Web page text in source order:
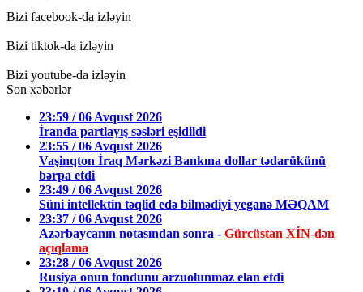
Bizi facebook-da izləyin
Bizi tiktok-da izləyin
Bizi youtube-da izləyin
Son xəbərlər
23:59 / 06 Avqust 2026
İranda partlayış səsləri eşidildi
23:55 / 06 Avqust 2026
Vaşinqton İraq Mərkəzi Bankına dollar tədarükünü
bərpa etdi
23:49 / 06 Avqust 2026
Süni intellektin təqlid edə bilmədiyi yeganə MƏQAM
23:37 / 06 Avqust 2026
Azərbaycanın notasından sonra - Gürcüstan XİN-dən
açıqlama
23:28 / 06 Avqust 2026
Rusiya onun fondunu arzuolunmaz elan etdi